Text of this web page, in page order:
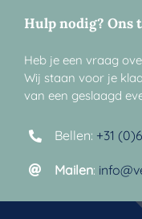
Hulp nodig? Ons
Heb je een vraag
Wij staan voor je
van een geslaagd
Bellen: +31
Mailen: